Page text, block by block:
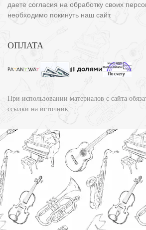
даете согласия на обработку своих
необходимо покинуть наш сайт.
ОПЛАТА
При использовании материалов с сайта
ссылки на источник.